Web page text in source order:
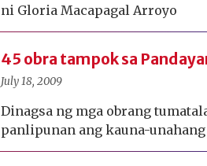
ni Gloria Macapagal Arroyo
45 obra tampok sa
July 18, 2009
Dinagsa ng mga obrang
panlipunan ang kauna-